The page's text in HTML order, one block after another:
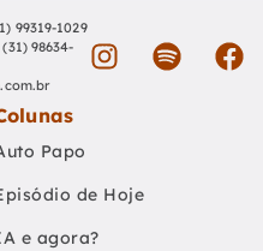
99319-1029
(31) 98634-
Papo
de Hoje
e agora?